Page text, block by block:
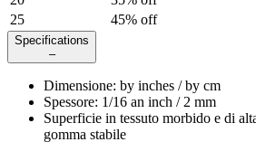
25
45% off
Specifications
–
Dimensione: by inches / by cm
Spessore: 1/16 an inch / 2 mm
Superficie in tessuto morbido e di
gomma stabile